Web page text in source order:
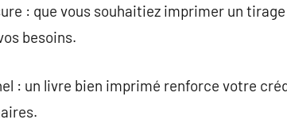
: que vous souhaitiez imprimer un
besoins.
: un livre bien imprimé renforce votre